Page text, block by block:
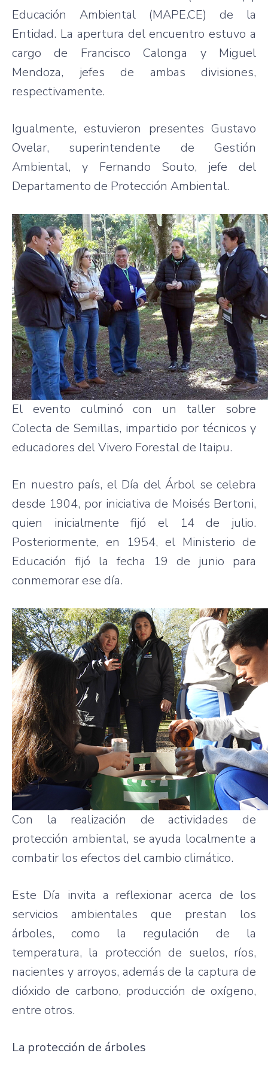
Educación Ambiental (MAPE.CE) de la
Entidad. La apertura del encuentro estuvo a
cargo de Francisco Calonga y Miguel
Mendoza, jefes de ambas divisiones,
respectivamente.
Igualmente, estuvieron presentes Gustavo
Ovelar, superintendente de Gestión
Ambiental, y Fernando Souto, jefe del
Departamento de Protección Ambiental.
El evento culminó con un taller sobre
Colecta de Semillas, impartido por técnicos y
educadores del Vivero Forestal de Itaipu.
En nuestro país, el Día del Árbol se celebra
desde 1904, por iniciativa de Moisés Bertoni,
quien inicialmente fijó el 14 de julio.
Posteriormente, en 1954, el Ministerio de
Educación fijó la fecha 19 de junio para
conmemorar ese día.
Con la realización de actividades de
protección ambiental, se ayuda localmente a
combatir los efectos del cambio climático.
Este Día invita a reflexionar acerca de los
servicios ambientales que prestan los
árboles, como la regulación de la
temperatura, la protección de suelos, ríos,
nacientes y arroyos, además de la captura de
dióxido de carbono, producción de oxígeno,
entre otros.
La protección de árboles